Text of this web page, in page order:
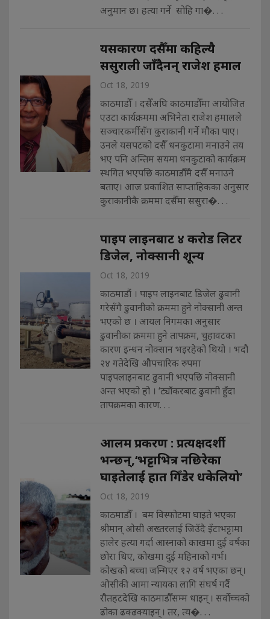
अनुमान छ। हत्या गर्ने सोहि गा�. . .
यसकारण दसैँमा कहिल्यै
ससुराली जाँदैनन् राजेश हमाल
Oct 18, 2019
काठमाडौँ । दसैँअघि काठमाडौँमा आयोजित
एउटा कार्यक्रममा अभिनेता राजेश हमालले
सञ्चारकर्मीसँग कुराकानी गर्ने मौका पाए।
उनले यसपटको दसैँ धनकुटामा मनाउने तय
भए पनि अन्तिम सयमा धनकुटाको कार्यक्रम
स्थगित भएपछि काठमाडौँमै दसैँ मनाउने
बताए। आज प्रकाशित साप्ताहिकका अनुसार
कुराकानीकै क्रममा दसैँमा ससुरा�. . .
पाइप लाइनबाट ४ करोड लिटर
डिजेल, नोक्सानी शून्य
Oct 18, 2019
काठमाडौं । पाइप लाइनबाट डिजेल ढुवानी
गरेसँगै ढुवानीको क्रममा हुने नोक्सानी अन्त
भएको छ । आयल निगमका अनुसार
ढुवानीका क्रममा हुने तापक्रम, चुहावटका
कारण इन्धन नोक्सान भइरहेको थियो । भदौ
२४ गतेदेखि औपचारिक रुपमा
पाइपलाइनबाट ढुवानी भएपछि नोक्सानी
अन्त भएको हो । ‘ट्याँकरबाट ढुवानी हुँदा
तापक्रमका कारण. . .
आलम प्रकरण : प्रत्यक्षदर्शी
भन्छन्,‘भट्टाभित्र नछिरेका
घाइतेलाई हात गिँडेर धकेलियो’
Oct 18, 2019
काठमाडौँ । बम विस्फोटमा घाइते भएका
श्रीमान् ओसी अख्तरलाई जिउँदै इँटाभट्टामा
हालेर हत्या गर्दा आस्नाको काखमा दुई वर्षका
छोरा थिए, कोखमा दुई महिनाको गर्भ।
कोखको बच्चा जन्मिएर १२ वर्ष भएका छन्।
ओसीकी आमा न्यायका लागि संघर्ष गर्दै
रौतहटदेखि काठमाडौँसम्म धाइन् । सर्वोच्चको
ढोका ढक्ढक्याइन् । तर, त्य�. . .